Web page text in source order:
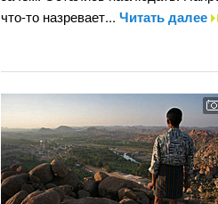
что-то назревает... Читать далее